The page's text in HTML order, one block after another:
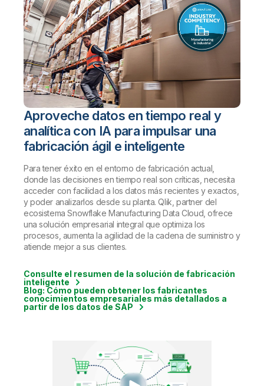
Aproveche datos en tiempo real y
analítica con IA para impulsar una
fabricación ágil e inteligente
Para tener éxito en el entorno de fabricación actual,
donde las decisiones en tiempo real son críticas, necesita
acceder con facilidad a los datos más recientes y exactos,
y poder analizarlos desde su planta. Qlik, partner del
ecosistema Snowflake Manufacturing Data Cloud, ofrece
una solución empresarial integral que optimiza los
procesos, aumenta la agilidad de la cadena de suministro y
atiende mejor a sus clientes.
Consulte el resumen de la solución de fabricación
inteligente
Blog: Cómo pueden obtener los fabricantes
conocimientos empresariales más detallados a
partir de los datos de SAP